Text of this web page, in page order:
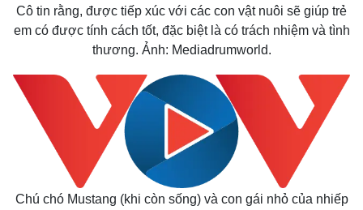
Cô tin rằng, được tiếp xúc với các con vật nuôi sẽ giúp trẻ
em có được tính cách tốt, đặc biệt là có trách nhiệm và tình
thương. Ảnh: Mediadrumworld.
Chú chó Mustang (khi còn sống) và con gái nhỏ của nhiếp